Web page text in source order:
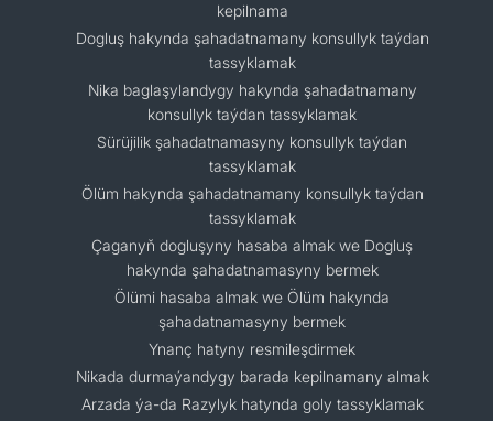
kepilnama
Dogluş hakynda şahadatnamany konsullyk taýdan
tassyklamak
Nika baglaşylandygy hakynda şahadatnamany
konsullyk taýdan tassyklamak
Sürüjilik şahadatnamasyny konsullyk taýdan
tassyklamak
Ölüm hakynda şahadatnamany konsullyk taýdan
tassyklamak
Çaganyň dogluşyny hasaba almak we Dogluş
hakynda şahadatnamasyny bermek
Ölümi hasaba almak we Ölüm hakynda
şahadatnamasyny bermek
Ynanç hatyny resmileşdirmek
Nikada durmaýandygy barada kepilnamany almak
Arzada ýa-da Razylyk hatynda goly tassyklamak